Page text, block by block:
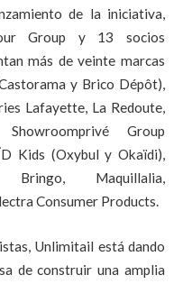
de la iniciativa,
Group y 13 socios
más de veinte marcas
y Brico Dépôt),
Lafayette, La Redoute,
Group
Kids (Oxybul y Okaïdi),
Bringo, Maquillalia,
Consumer Products.
Unlimitail está dando
de construir una amplia